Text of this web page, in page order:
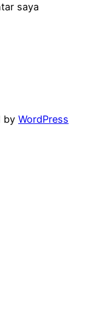
saya
by WordPress